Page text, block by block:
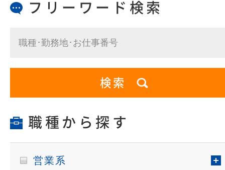
フリーワード検索
職種から探す
営業系